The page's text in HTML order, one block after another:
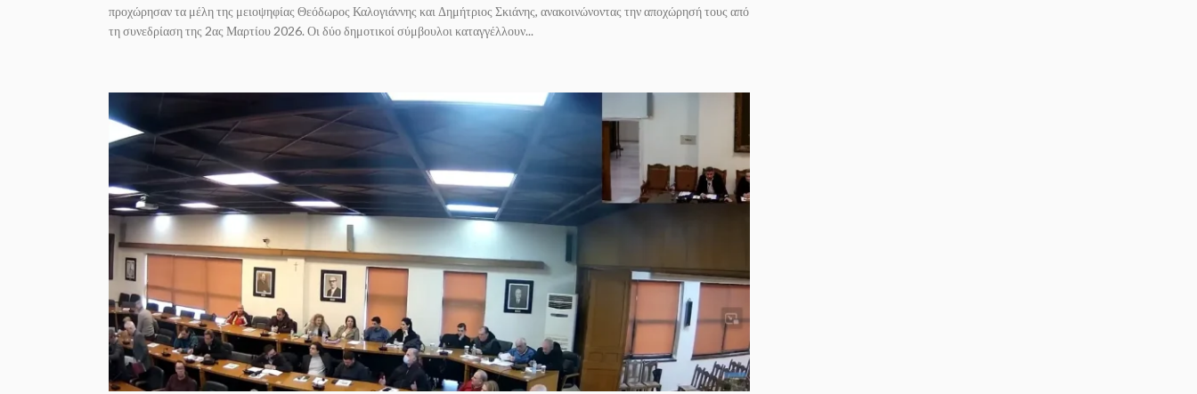
προχώρησαν τα μέλη της μειοψηφίας Θεόδωρος Καλογιάννης και Δημήτριος Σκιάνης, ανακοινώνοντας την αποχώρησή τους από
τη συνεδρίαση της 2ας Μαρτίου 2026. Οι δύο δημοτικοί σύμβουλοι καταγγέλλουν...